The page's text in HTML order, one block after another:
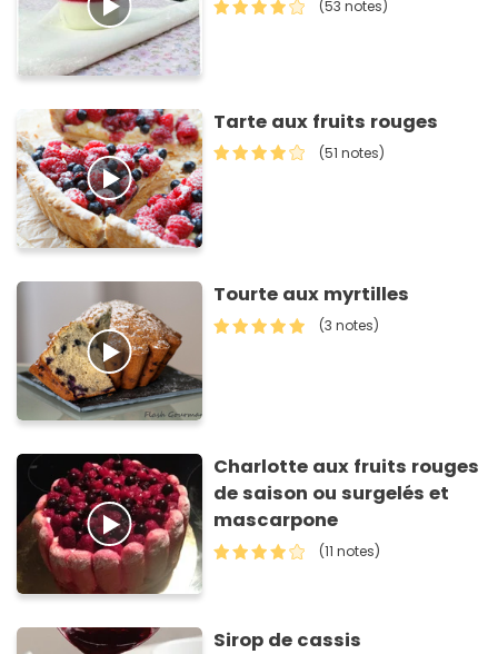
(53 notes)
Tarte aux fruits rouges
(51 notes)
Tourte aux myrtilles
(3 notes)
Charlotte aux fruits rouges
de saison ou surgelés et
mascarpone
(11 notes)
Sirop de cassis